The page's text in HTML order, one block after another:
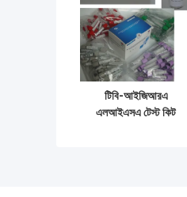
টিবি-আইজিআরএ
এলআইএসএ টেস্ট কিট